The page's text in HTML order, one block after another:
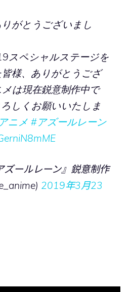
りがとうございまし
スペシャルステージを
様、ありがとうござ
は現在鋭意制作中で
しくお願いいたしま
ニメ #アズールレーン
ールレーン』鋭意制作
2019年3月23